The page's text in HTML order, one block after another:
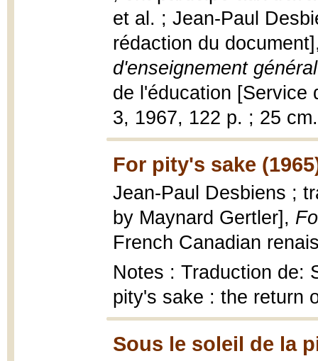
et al. ; Jean-Paul
rédaction du
d'enseignement
de l'éducation [Service
3, 1967, 122 p. ; 25 cm.
For pity's sake
Jean-Paul Desbiens ;
by Maynard Gertler],
French Canadian
Notes : Traduction de:
pity's sake : the return
Sous le soleil de la